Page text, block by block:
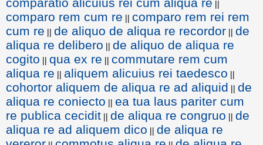
||
comparo rem cum re || comparo rem rei rem
cum re || de aliquo de aliqua re recordor || de
aliqua re delibero || de aliquo de aliqua re
cogito || qua ex re || commutare rem cum
aliqua re || aliquem alicuius rei taedesco ||
cohortor aliquem de aliqua re ad aliquid || de
aliqua re coniecto || ea tua laus pariter cum
re publica cecidit || de aliqua re congruo || de
aliqua re ad aliquem dico || de aliqua re